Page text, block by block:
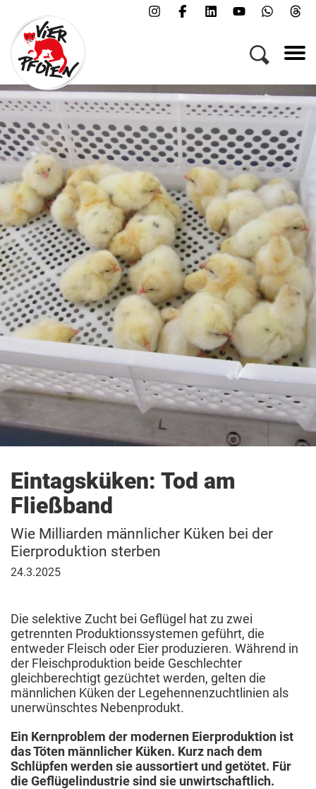
Eintagsküken: Tod am
Fließband
Wie Milliarden männlicher Küken bei der
Eierproduktion sterben
24.
24.3.2025
Die selektive Zucht bei Geflügel hat zu zwei
getrennten Produktionssystemen geführt, die
entweder Fleisch oder Eier produzieren. Während in
der Fleischproduktion beide Geschlechter
gleichberechtigt gezüchtet werden, gelten die
männlichen Küken der Legehennenzuchtlinien als
unerwünschtes Nebenprodukt.
Ein Kernproblem der modernen Eierproduktion ist
das Töten männlicher Küken. Kurz nach dem
Schlüpfen werden sie aussortiert und getötet. Für
die Geflügelindustrie sind sie unwirtschaftlich.
Menü
Kampagnen & Themen
Tiere
Helfen
Über uns
Jobs
Presse
FAQs
Newsletter
Kontakt
Spenden
Patenschaft